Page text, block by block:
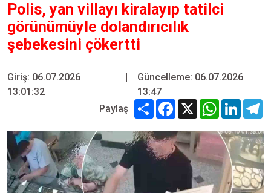
Polis, yan villayı kiralayıp tatilci
görünümüyle dolandırıcılık
şebekesini çökertti
Giriş: 06.07.2026
13:01:32
|
Güncelleme: 06.07.2026
13:47
Paylaş
Share Facebook
X WhatsApp